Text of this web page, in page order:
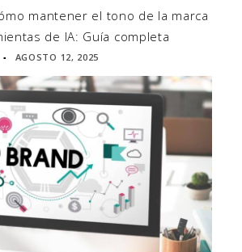
mantener el tono de la marca
de IA: Guía completa
▪ AGOSTO 12, 2025